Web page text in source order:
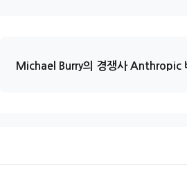
Michael Burry의 경쟁사 Anthropic